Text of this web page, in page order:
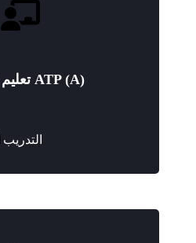
ATP (A) تعليم المعرفة النظرية
التدريب